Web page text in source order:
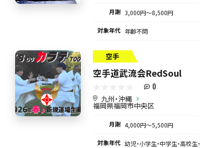
月謝 3,000円〜8,500円
対象年代 年齢不問
空手
空手道武流会RedSoul
0
九州・沖縄
福岡県福岡市中央区
月謝 4,000円〜5,500円
対象年代 幼児・小学生・中学生・高校生・